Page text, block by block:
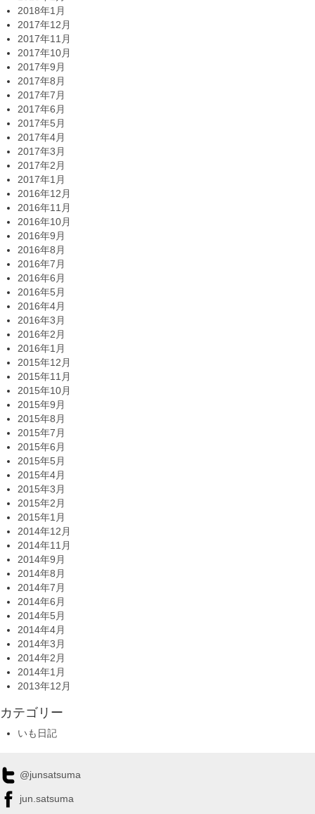
2018年1月
2017年12月
2017年11月
2017年10月
2017年9月
2017年8月
2017年7月
2017年6月
2017年5月
2017年4月
2017年3月
2017年2月
2017年1月
2016年12月
2016年11月
2016年10月
2016年9月
2016年8月
2016年7月
2016年6月
2016年5月
2016年4月
2016年3月
2016年2月
2016年1月
2015年12月
2015年11月
2015年10月
2015年9月
2015年8月
2015年7月
2015年6月
2015年5月
2015年4月
2015年3月
2015年2月
2015年1月
2014年12月
2014年11月
2014年9月
2014年8月
2014年7月
2014年6月
2014年5月
2014年4月
2014年3月
2014年2月
2014年1月
2013年12月
カテゴリー
いも日記
@junsatsuma
jun.satsuma